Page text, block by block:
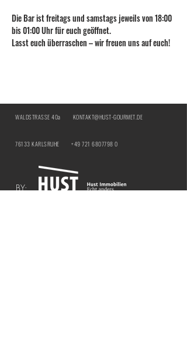
Die Bar ist freitags und samstags jeweils von 18:00
bis 01:00 Uhr für euch geöffnet.
Lasst euch überraschen – wir freuen uns auf euch!
WALDSTRASSE 40a KONTAKT@HUST-GOURMET.DE
76133 KARLSRUHE +49 721 6807798 0
BY: